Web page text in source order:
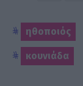
ηθοποιός
κουνιάδα